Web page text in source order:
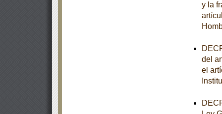
y la
del
el